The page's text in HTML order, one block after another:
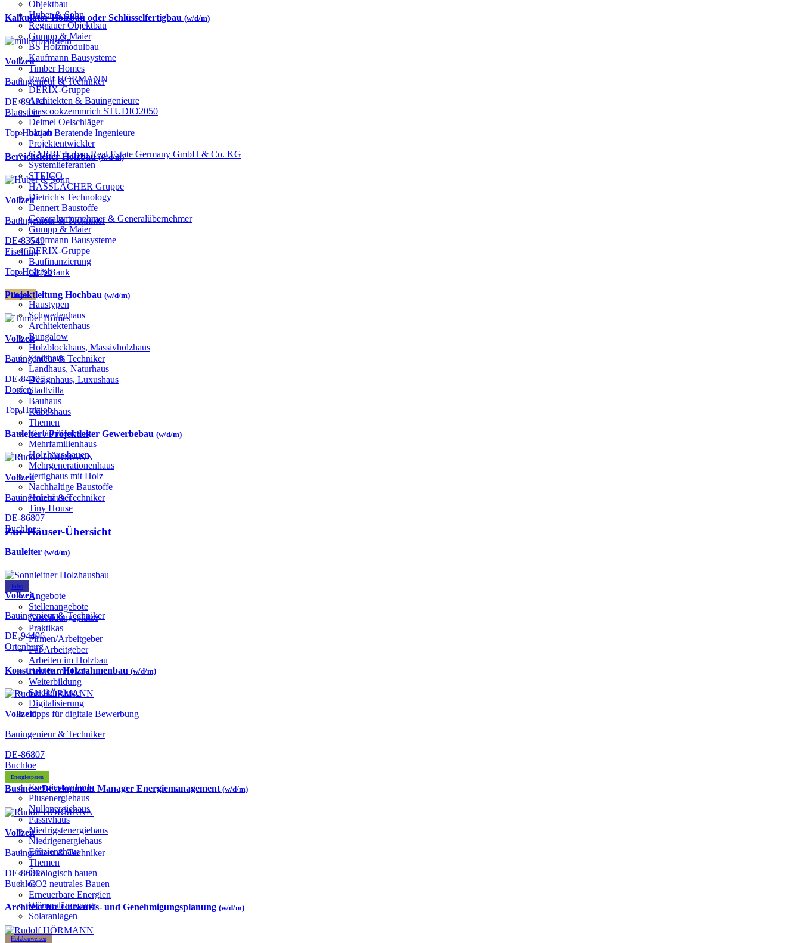
Objektbau
Huber & Sohn
Regnauer Objektbau
Gumpp & Maier
BS Holzmodulbau
Kaufmann Bausysteme
Timber Homes
Rudolf HÖRMANN
DERIX-Gruppe
Architekten & Bauingenieure
haascookzemmrich STUDIO2050
Deimel Oelschläger
bauart Beratende Ingenieure
Projektentwickler
GARBE Urban Real Estate Germany GmbH & Co. KG
Systemlieferanten
STEICO
HASSLACHER Gruppe
Dietrich's Technology
Dennert Baustoffe
Generalunternehmer & Generalübernehmer
Gumpp & Maier
Kaufmann Bausysteme
DERIX-Gruppe
Baufinanzierung
GLS Bank
Häuser
Haustypen
Schwedenhaus
Architektenhaus
Bungalow
Holzblockhaus, Massivholzhaus
Stadthaus
Landhaus, Naturhaus
Designhaus, Luxushaus
Stadtvilla
Bauhaus
Kubushaus
Themen
Einfamilienhaus
Mehrfamilienhaus
Holzhaus bauen
Mehrgenerationenhaus
Fertighaus mit Holz
Nachhaltige Baustoffe
Holzhäuser
Tiny House
Zur Häuser-Übersicht
Jobs
Angebote
Stellenangebote
Ausbildungsplätze
Praktikas
Firmen/Arbeitgeber
Für Arbeitgeber
Arbeiten im Holzbau
Berufe mit Holz
Weiterbildung
Studiengänge
Digitalisierung
Tipps für digitale Bewerbung
Energiesparen
Energiestandards
Plusenergiehaus
Nullenergiehaus
Passivhaus
Niedrigstenergiehaus
Niedrigenergiehaus
Effizienzhaus
Themen
Ökologisch bauen
CO2 neutrales Bauen
Erneuerbare Energien
Wärmedämmung
Solaranlagen
Holzbauweisen
Kalkulator Holzbau oder Schlüsselfertigbau (w/d/m)
Vollzeit
Bauingenieur & Techniker
DE-89134
Blaustein
Top Holzjob
Bereichsleiter Holzbau(w/d/m)
Vollzeit
Bauingenieur & Techniker
DE-83549
Eiselfing
Top Holzjob
Projektleitung Hochbau (w/d/m)
Vollzeit
Bauingenieur & Techniker
DE-84405
Dorfen
Top Holzjob
Bauleiter / Projektleiter Gewerbebau (w/d/m)
Vollzeit
Bauingenieur & Techniker
DE-86807
Buchloe
Bauleiter (w/d/m)
Vollzeit
Bauingenieur & Techniker
DE-94496
Ortenburg
Konstrukteur Holzrahmenbau (w/d/m)
Vollzeit
Bauingenieur & Techniker
DE-86807
Buchloe
Business Development Manager Energiemanagement (w/d/m)
Vollzeit
Bauingenieur & Techniker
DE-86807
Buchloe
Architekt für Entwurfs- und Genehmigungsplanung (w/d/m)